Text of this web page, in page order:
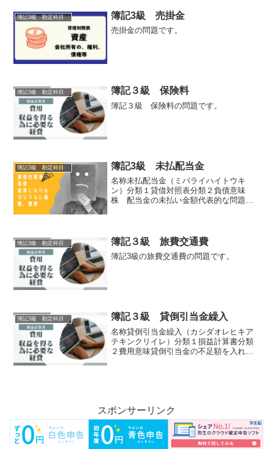
簿記3級 勘定科目 簿記3級 売掛金
売掛金の問題です。
簿記3級 勘定科目 簿記３級 保険料
簿記３級 保険料の問題です。
簿記3級 勘定科目 簿記3級 未払配当金
名称未払配当金（ミバライハイトウキ
ン）分類１貸借対照表分類２負債意味
株 配当金の未払い金額代表的な問題で
方金額貸方金額繰越利益剰...
簿記3級 勘定科目 簿記３級 旅費交通費
簿記3級の旅費交通費の問題です。
簿記3級 勘定科目 簿記３級 貸倒引当金繰入
名称貸倒引当金繰入（カシダオレヒキア
テキンクリイレ）分類１損益計算書分類
２費用意味貸倒引当金の不足額を入れる
スポンサーリンク